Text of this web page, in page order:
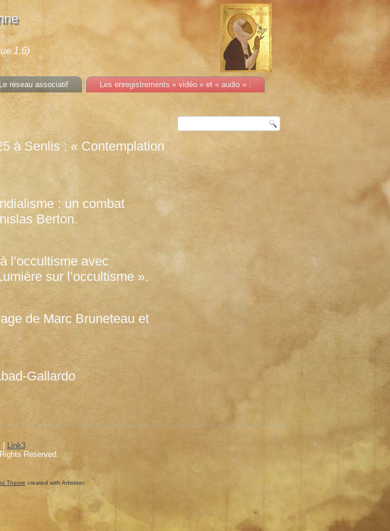
1,6)
réseau associatif
Les enregistrements « vidéo » et « audio » :
à Senlis : « Contemplation
: un combat
Berton.
l’occultisme avec
sur l’occultisme ».
de Marc Bruneteau et
Gallardo
|
Link3
Reserved.
Theme created with Artisteer.